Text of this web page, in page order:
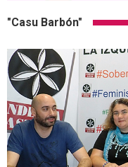
"Casu Barbón"